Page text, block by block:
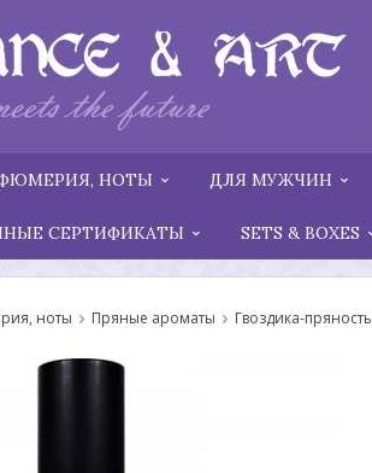
НОТЫ ДЛЯ МУЖЧИН
СЕРТИФИКАТЫ SETS & BOXES
ноты Пряные ароматы Гвоздика-пряность